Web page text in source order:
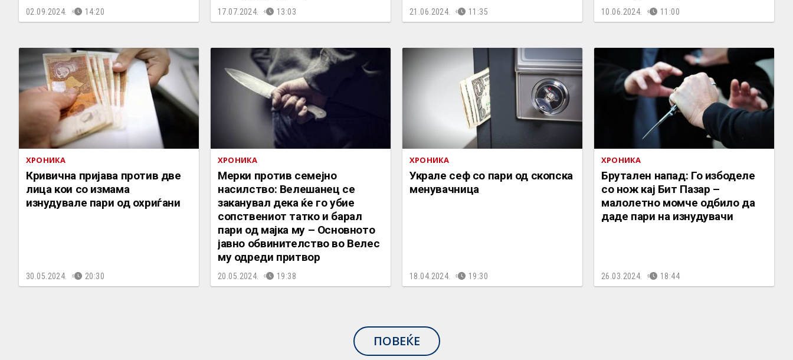
02.09.2024. 14:20 17.07.2024. 13:03 21.06.2024. 11:35 10.06.2024. 11:00
ХРОНИКА
Кривична пријава против двe
лица кои со измама
изнудувале пари од охриѓани
30.05.2024. 20:30
ХРОНИКА
Мерки против семејно
насилство: Велешанец се
заканувал дека ќе го убие
сопствениот татко и барал
пари од мајка му – Основното
јавно обвинителство во Велес
му одреди притвор
20.05.2024. 19:38
ХРОНИКА
Украле сеф со пари од скопска
менувачница
18.04.2024. 19:30
ХРОНИКА
Брутален напад: Го избоделе
со нож кај Бит Пазар –
малолетно момче одбило да
даде пари на изнудувачи
26.03.2024. 18:44
ПОВЕЌЕ